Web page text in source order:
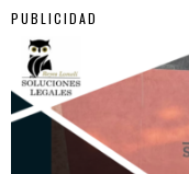
PUBLICIDAD